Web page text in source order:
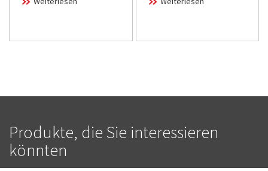
Produkte, die Sie interessieren
könnten